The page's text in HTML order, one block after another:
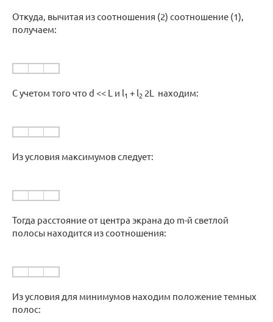
Откуда, вычитая из соотношения (2) соотношение (1),
получаем:
С учетом того что d << L и l1 + l2 2L находим:
Из условия максимумов следует:
Тогда расстояние от центра экрана до m-й светлой
полосы находится из соотношения:
Из условия для минимумов находим положение темных
полос: